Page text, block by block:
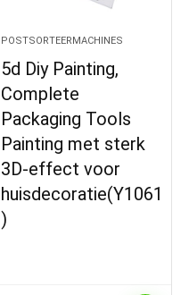
POSTSORTEERMACHINES
5d Diy Painting,
Complete
Packaging Tools
Painting met sterk
3D-effect voor
huisdecoratie(Y1061
)